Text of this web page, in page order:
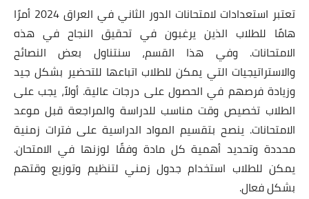
تعتبر استعدادات لامتحانات الدور الثاني في العراق 2024 أمرًا
هامًا للطلاب الذين يرغبون في تحقيق النجاح في هذه
الامتحانات. وفي هذا القسم، سنتناول بعض النصائح
والاستراتيجيات التي يمكن للطلاب اتباعها للتحضير بشكل جيد
وزيادة فرصهم في الحصول على درجات عالية. أولاً، يجب على
الطلاب تخصيص وقت مناسب للدراسة والمراجعة قبل موعد
الامتحانات. ينصح بتقسيم المواد الدراسية على فترات زمنية
محددة وتحديد أهمية كل مادة وفقًا لوزنها في الامتحان.
يمكن للطلاب استخدام جدول زمني لتنظيم وتوزيع وقتهم
بشكل فعال.